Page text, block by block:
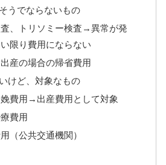
うでならないもの
査、トリソミー検査→異常が発
限り費用にならない
出産の場合の帰省費用
けど、対象なもの
娩費用→出産費用として対象
費用
（公共交通機関）